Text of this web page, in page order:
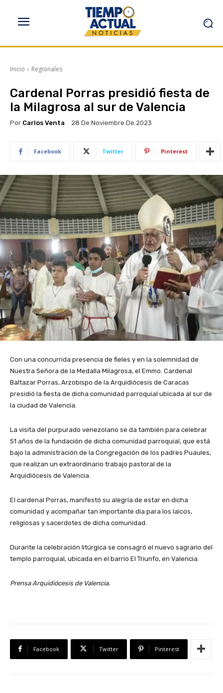
Inicio Regionales
Cardenal Porras presidió fiesta de
la Milagrosa al sur de Valencia
Por Carlos Venta 28 De Noviembre De 2023
Facebook Twitter Pinterest
Con una concurrida presencia de fieles y en la solemnidad de
Nuestra Señora de la Medalla Milagrosa, el Emmo. Cardenal
Baltazar Porras, Arzobispo de la Arquidiócesis de Caracas
presidió la fiesta de dicha comunidad parroquial ubicada al sur de
la ciudad de Valencia.
La visita del purpurado venezolano se da también para celebrar
51 años de la fundación de dicha comunidad parroquial, que está
bajo la administración de la Congregación de los padres Puaules,
que realizan un extraordinario trabajo pastoral de la
Arquidiócesis de Valencia.
El cardenal Porras, manifestó su alegría de estar en dicha
comunidad y acompañar tan importante día para los laicos,
religiosas y sacerdotes de dicha comunidad.
Durante la celebración litúrgica se consagró el nuevo sagrario del
templo parroquial, ubicada en el barrio El Triunfo, en Valencia.
Prensa Arquidiócesis de Valencia.
Facebook Twitter Pinterest